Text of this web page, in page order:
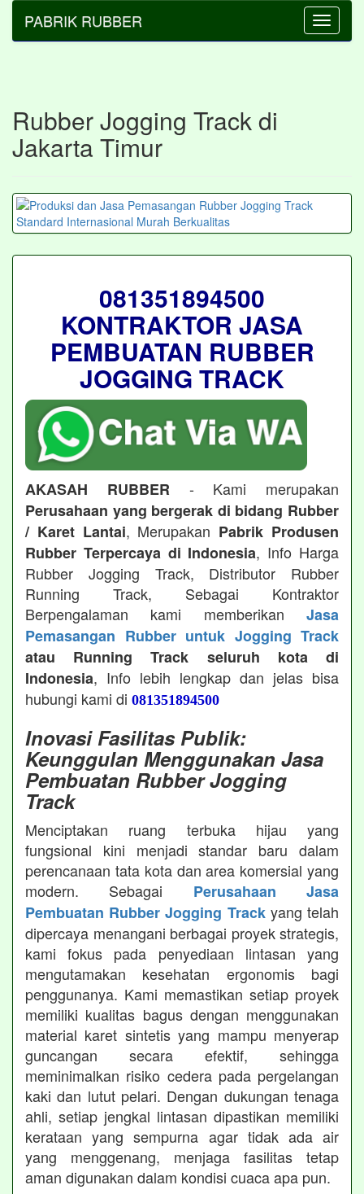
Toggle
PABRIK RUBBER
Rubber Jogging Track di
Jakarta Timur
081351894500
KONTRAKTOR JASA
PEMBUATAN RUBBER
JOGGING TRACK
AKASAH RUBBER - Kami merupakan
Perusahaan yang bergerak di bidang Rubber
/ Karet Lantai, Merupakan Pabrik Produsen
Rubber Terpercaya di Indonesia, Info Harga
Rubber Jogging Track, Distributor Rubber
Running Track, Sebagai Kontraktor
Berpengalaman kami memberikan Jasa
Pemasangan Rubber untuk Jogging Track
atau Running Track seluruh kota di
Indonesia, Info lebih lengkap dan jelas bisa
hubungi kami di 081351894500
Inovasi Fasilitas Publik:
Keunggulan Menggunakan Jasa
Pembuatan Rubber Jogging
Track
Menciptakan ruang terbuka hijau yang
fungsional kini menjadi standar baru dalam
perencanaan tata kota dan area komersial yang
modern. Sebagai Perusahaan Jasa
Pembuatan Rubber Jogging Trackyang telah
dipercaya menangani berbagai proyek strategis,
kami fokus pada penyediaan lintasan yang
mengutamakan kesehatan ergonomis bagi
penggunanya. Kami memastikan setiap proyek
memiliki kualitas bagus dengan menggunakan
material karet sintetis yang mampu menyerap
guncangan secara efektif, sehingga
meminimalkan risiko cedera pada pergelangan
kaki dan lutut pelari. Dengan dukungan tenaga
ahli, setiap jengkal lintasan dipastikan memiliki
kerataan yang sempurna agar tidak ada air
yang menggenang, menjaga fasilitas tetap
aman digunakan dalam kondisi cuaca apa pun.